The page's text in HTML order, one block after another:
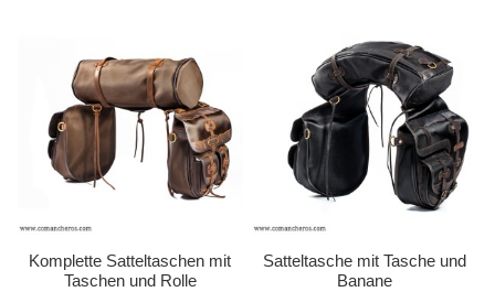
Komplette Satteltaschen mit
Taschen und Rolle
Satteltasche mit Tasche und
Banane